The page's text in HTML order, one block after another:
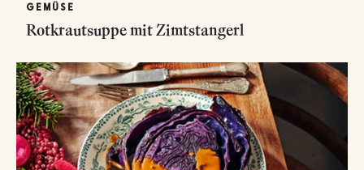
GEMÜSE
Rotkrautsuppe mit Zimtstangerl